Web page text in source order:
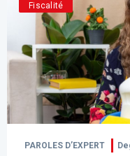
Fiscalité
PAROLES D’EXPERT